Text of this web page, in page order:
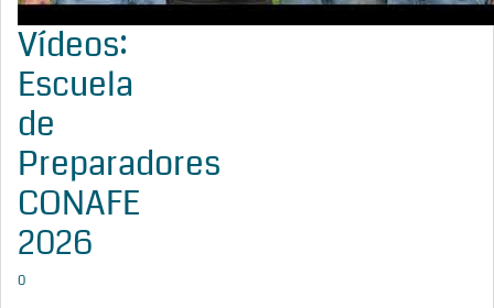
Vídeos:
Escuela
de
Preparadores
CONAFE
2026
0